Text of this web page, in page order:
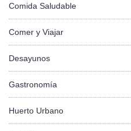
Comida Saludable
Comer y Viajar
Desayunos
Gastronomía
Huerto Urbano